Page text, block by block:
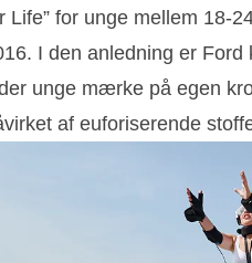
Life” for unge mellem 18-
I den anledning er
unge mærke på egen
af euforiserende